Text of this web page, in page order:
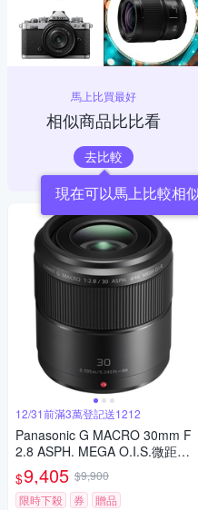
馬上比買最好
相似商品比比看
去比較
現在可以馬上比較相
12/31前滿3萬登記送1212
Panasonic G MACRO 30mm F
2.8 ASPH. MEGA O.I.S.微距鏡
頭 公司貨
$9,405 $9,900
限時下殺
券 贈品